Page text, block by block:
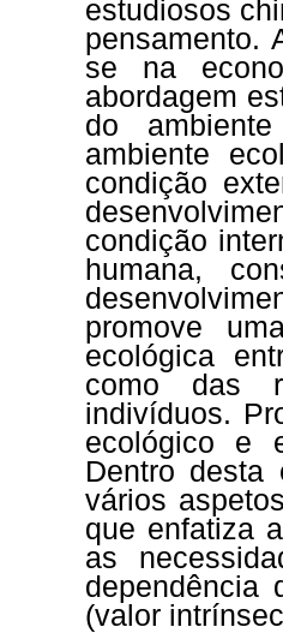
estudiosos
pensamento.
se na
abordagem
do
ambiente
condição
condição
humana,
promove
ecológica
como das
indivíduos.
ecológico e
Dentro desta
vários
que enfatiza
as
dependência
(valor